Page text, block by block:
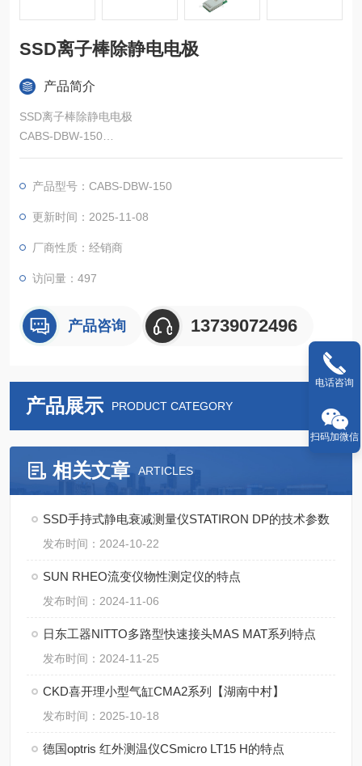
SSD离子棒除静电电极
产品简介
SSD离子棒除静电电极
CABS-DBW-150
这是采用 HDC-AC 方式的小型条形 AC 离子发生器。静电消除电
装。此外，它是配备了高压异常检测、带电物体检测、离子量检
测、放电针脱落检测等各种传感器的高功能型。
产品型号：CABS-DBW-150
更新时间：2025-11-08
厂商性质：经销商
访问量：497
产品咨询 13739072496
产品展示 PRODUCT CATEGORY
相关文章 ARTICLES
SSD手持式静电衰减测量仪STATIRON DP的技术参数
发布时间：2024-10-22
SUN RHEO流变仪物性测定仪的特点
发布时间：2024-11-06
日东工器NITTO多路型快速接头MAS MAT系列特点
发布时间：2024-11-25
CKD喜开理小型气缸CMA2系列【湖南中村】
发布时间：2025-10-18
德国optris 红外测温仪CSmicro LT15 H的特点
电话咨询
扫码加微信